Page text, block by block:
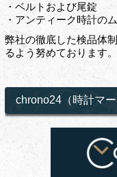
・ベルトおよび尾錠
・アンティーク時計の
弊社の徹底した検品体
るよう努めております
chrono24（時計マー